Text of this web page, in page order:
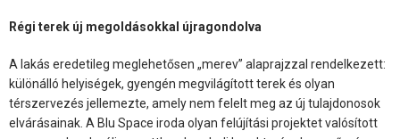
Régi terek új megoldásokkal újragondolva
A lakás eredetileg meglehetősen „merev” alaprajzzal rendelkezett:
különálló helyiségek, gyengén megvilágított terek és olyan
térszervezés jellemezte, amely nem felelt meg az új tulajdonosok
elvárásainak. A Blu Space iroda olyan felújítási projektet valósított